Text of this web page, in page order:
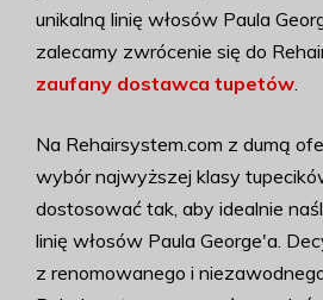
unikalną linię włosów Paula
zalecamy zwrócenie się do
zaufany dostawca tupetów.
Na Rehairsystem.com z dumą
wybór najwyższej klasy
dostosować tak, aby idealnie
linię włosów Paula George'a.
z renomowanego i